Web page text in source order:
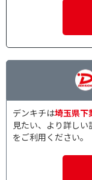
デンキチは埼玉県下
見たい、より詳し
をご利用ください。